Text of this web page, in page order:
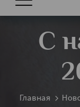
С
Главная